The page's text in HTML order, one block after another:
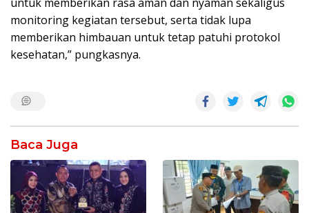
monitoring kegiatan tersebut, serta tidak lupa
memberikan himbauan untuk tetap patuhi protokol
kesehatan,” pungkasnya.
Baca Juga